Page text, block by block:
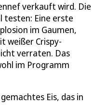
verkauft wird. Die
testen: Eine erste
im Gaumen,
weißer Crispy-
verraten. Das
im Programm
Eis, das in